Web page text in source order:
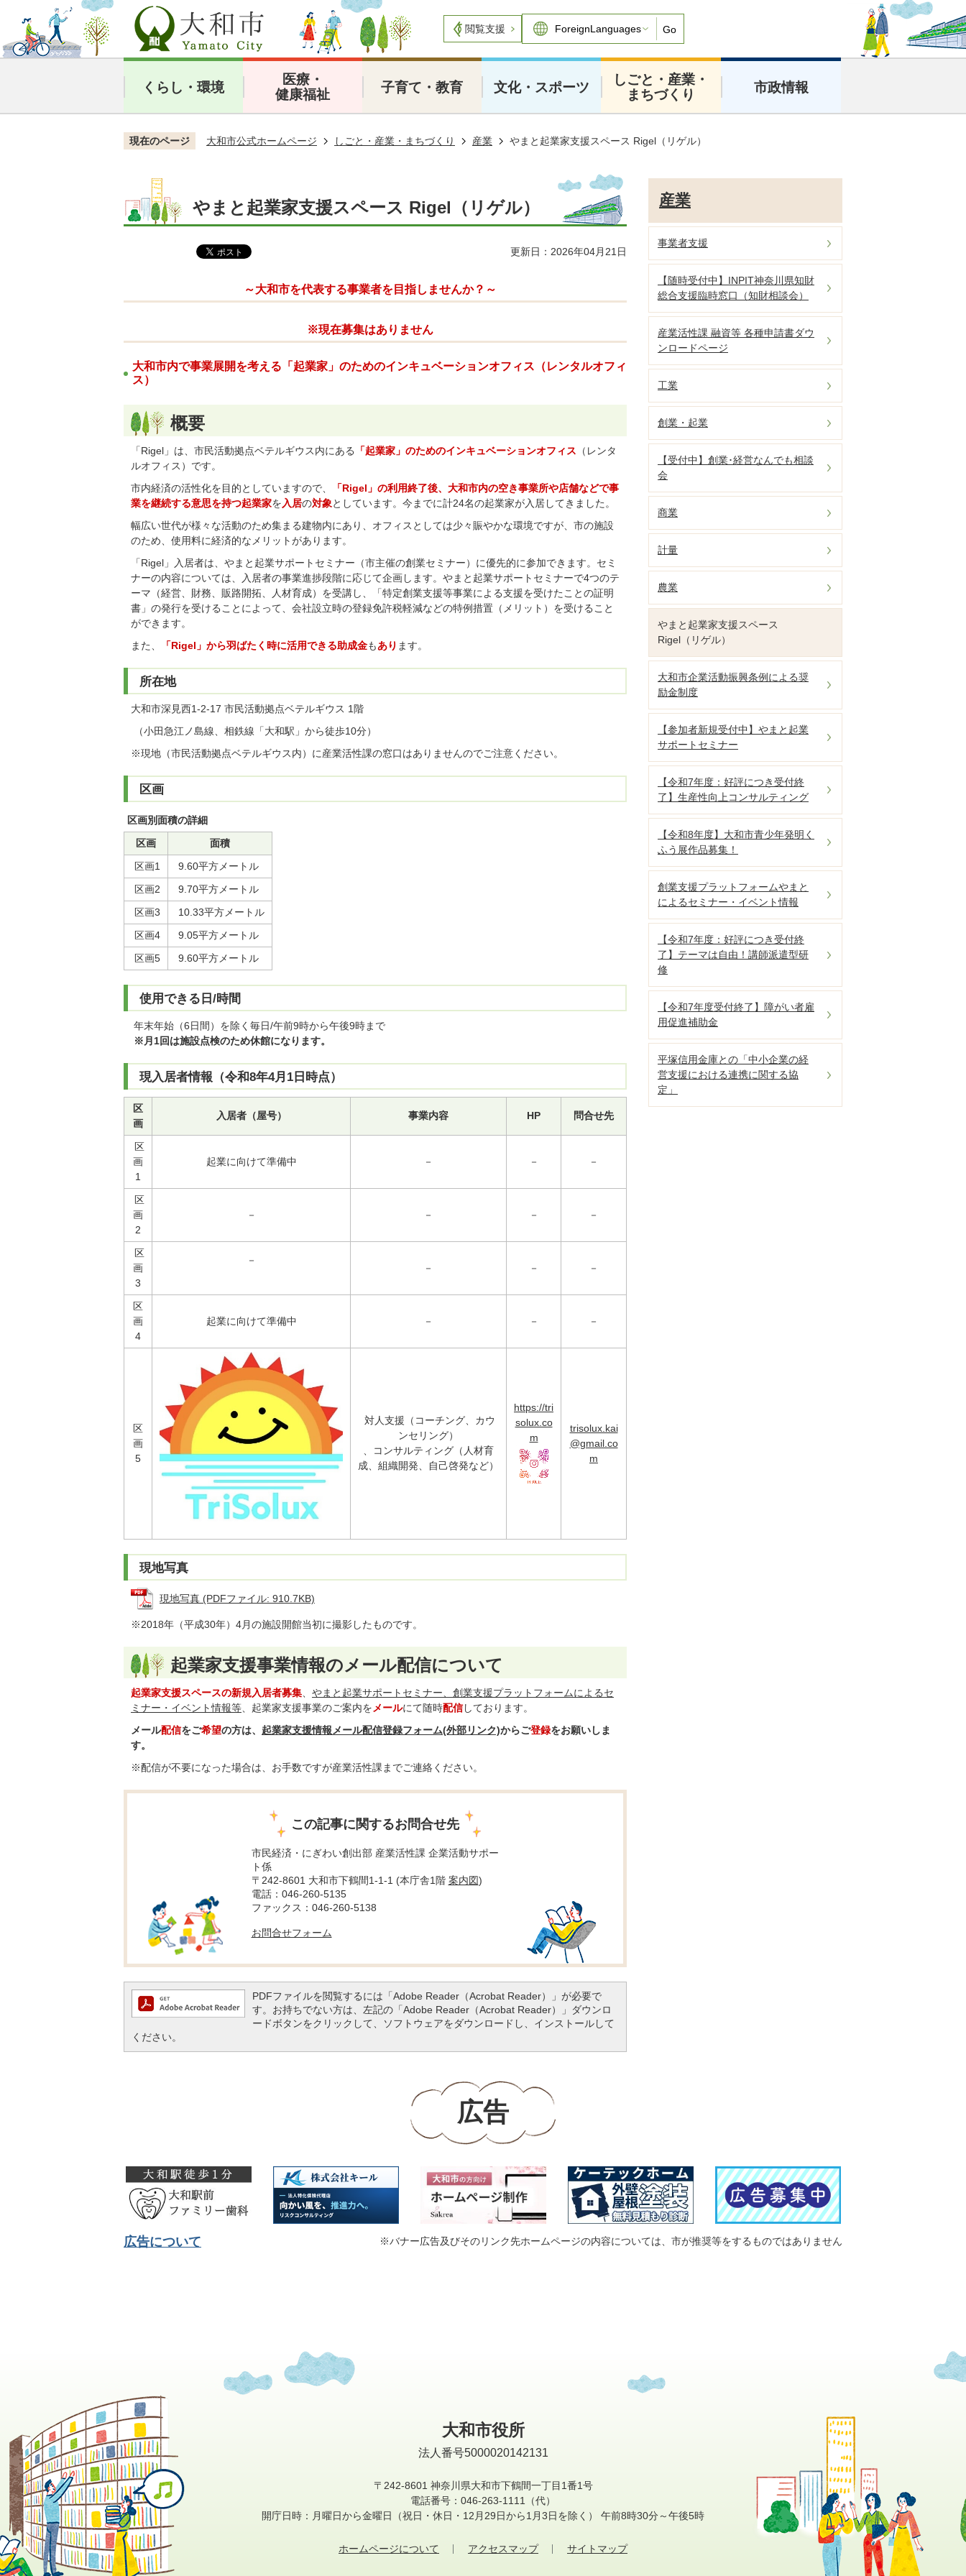
閲覧支援 Go
くらし・環境
医療・
健康福祉
子育て・教育 文化・スポーツ
しごと・産業・
まちづくり
市政情報
現在のページ 大和市公式ホームページ しごと・産業・まちづくり 産業 やまと起業家支援スペース Rigel（リゲル）
やまと起業家支援スペース Rigel（リゲル）
更新日：2026年04月21日
～大和市を代表する事業者を目指しませんか？～
※現在募集はありません
大和市内で事業展開を考える「起業家」のためのインキュベーションオフィス（レンタルオフィ
ス）
概要
「Rigel」は、市民活動拠点ベテルギウス内にある 「起業家」のためのインキュベーションオフィス （レンタ
ルオフィス）です。
市内経済の活性化を目的としていますので、
「Rigel」の利用終了後、大和市内の空き事業所や店舗などで事
業を継続する意思を持つ起業家を入居の対象としています。今までに計24名の起業家が入居してきました。
幅広い世代が様々な活動のため集まる建物内にあり、オフィスとしては少々賑やかな環境ですが、市の施設
のため、使用料に経済的なメリットがあります。
「Rigel」入居者は、やまと起業サポートセミナー（市主催の創業セミナー）に優先的に参加できます。セミ
ナーの内容については、入居者の事業進捗段階に応じて企画します。やまと起業サポートセミナーで4つのテ
ーマ（経営、財務、販路開拓、人材育成）を受講し、「特定創業支援等事業による支援を受けたことの証明
書」の発行を受けることによって、会社設立時の登録免許税軽減などの特例措置（メリット）を受けること
ができます。
また、
「Rigel」から羽ばたく時に活用できる助成金もあり ます。
所在地
大和市深見西1-2-17 市民活動拠点ベテルギウス 1階
（小田急江ノ島線、相鉄線「大和駅」から徒歩10分）
※現地（市民活動拠点ベテルギウス内）に産業活性課の窓口はありませんのでご注意ください。
区画
区画別面積の詳細
区画
面積
区画1
9.60平方メートル
区画2
9.70平方メートル
区画3
10.33平方メートル
区画4
9.05平方メートル
区画5
9.60平方メートル
使用できる日/時間
年末年始（6日間）を除く毎日/午前9時から午後9時まで
※月1回は施設点検のため休館になります。
現入居者情報（令和8年4月1日時点）
区
画
入居者（屋号） 事業内容 HP 問合せ先
区
画
1
起業に向けて準備中 － － －
区
画
2
－ － － －
区
画
3
－
－ － －
区
画
4
起業に向けて準備中 － － －
区
画
5
対人支援（コーチング、カウ
ンセリング）
、コンサルティング（人材育
成、組織開発、自己啓発など）
https://tri
solux.co
m
trisolux.kai
@gmail.co
m
現地写真
現地写真 (PDFファイル: 910.7KB)
※2018年（平成30年）4月の施設開館当初に撮影したものです。
起業家支援事業情報のメール配信について
起業家支援スペースの新規入居者募集
やまと起業サポートセミナー、創業支援プラットフォームによるセ
ミナー・イベント情報等 、起業家支援事業のご案内を メールにて随時配信しております。
メール配信をご希望の方は、 起業家支援情報メール配信登録フォーム(外部リンク)からご登録をお願いしま
す。
※配信が不要になった場合は、お手数ですが産業活性課までご連絡ください。
この記事に関するお問合せ先
市民経済・にぎわい創出部 産業活性課 企業活動サポー
ト係
〒242-8601 大和市下鶴間1-1-1 (本庁舎1階 案内図)
電話：046-260-5135
ファックス：046-260-5138
お問合せフォーム
PDFファイルを閲覧するには「Adobe Reader（Acrobat Reader）」が必要で
す。お持ちでない方は、左記の「Adobe Reader（Acrobat Reader）」ダウンロ
ードボタンをクリックして、ソフトウェアをダウンロードし、インストールして
ください。
産業
事業者支援
【随時受付中】INPIT神奈川県知財
総合支援臨時窓口（知財相談会）
産業活性課 融資等 各種申請書ダウ
ンロードページ
工業
創業・起業
【受付中】創業･経営なんでも相談
会
商業
計量
農業
やまと起業家支援スペース
Rigel（リゲル）
大和市企業活動振興条例による奨
励金制度
【参加者新規受付中】やまと起業
サポートセミナー
【令和7年度：好評につき受付終
了】生産性向上コンサルティング
【令和8年度】大和市青少年発明く
ふう展作品募集！
創業支援プラットフォームやまと
によるセミナー・イベント情報
【令和7年度：好評につき受付終
了】テーマは自由！講師派遣型研
修
【令和7年度受付終了】障がい者雇
用促進補助金
平塚信用金庫との「中小企業の経
営支援における連携に関する協
定」
広告
広告について ※バナー広告及びそのリンク先ホームページの内容については、市が推奨等をするものではありません
大和市役所
法人番号5000020142131
〒242-8601 神奈川県大和市下鶴間一丁目1番1号
電話番号：046-263-1111（代）
開庁日時：月曜日から金曜日
（祝日・休日・12月29日から1月3日を除く） 午前8時30分～午後5時
ホームページについて アクセスマップ サイトマップ